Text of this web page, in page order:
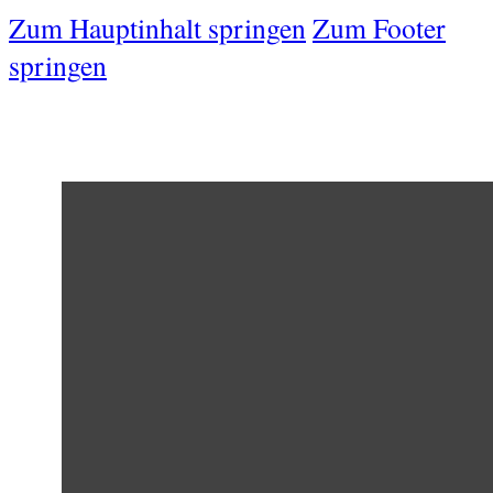
Zum Hauptinhalt springenZum Footer
springen